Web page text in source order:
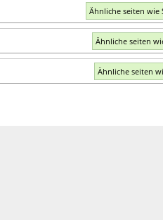
Ähnliche seiten wie
Ähnliche seiten
Ähnliche seiten